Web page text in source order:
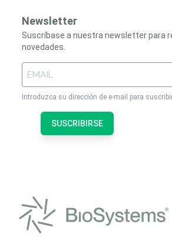
Newsletter
Suscríbase a nuestra newsletter para
novedades.
Introduzca su dirección de e-mail para
SUSCRIBIRSE